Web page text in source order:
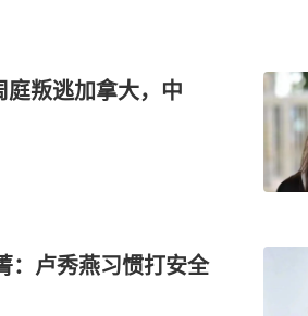
叛逃加拿大，中
：卢秀燕习惯打安全